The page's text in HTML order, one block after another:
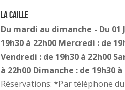
La Caille
Du mardi au dimanche - Du
19h30 à 22h00 Mercredi : de
Vendredi : de 19h30 à 22h00
à 22h00 Dimanche : de 19h30 à
Réservations: *Par téléphone